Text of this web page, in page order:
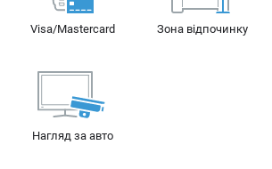
Visa/Mastercard Зона відпочинку
Нагляд за авто